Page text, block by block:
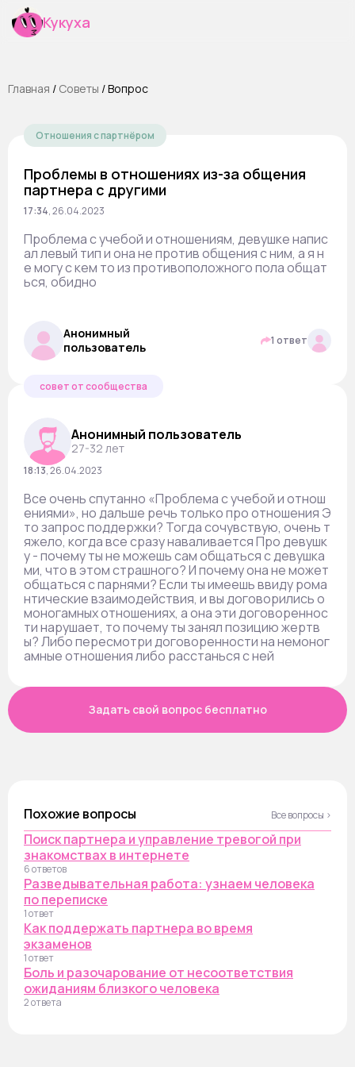
Кукуха
Главная / Cоветы /Вопрос
Отношения с партнёром
Проблемы в отношениях из-за общения
партнера с другими
17:34,26.04.2023
Проблема с учебой и отношениям, девушке напис
ал левый тип и она не против общения с ним, а я н
е могу с кем то из противоположного пола общат
ься, обидно
Анонимный
пользователь
1 ответ
совет от сообщества
Анонимный пользователь
27-32 лет
18:13,26.04.2023
Все очень спутанно «Проблема с учебой и отнош
ениями», но дальше речь только про отношения Э
то запрос поддержки? Тогда сочувствую, очень т
яжело, когда все сразу наваливается Про девушк
у - почему ты не можешь сам общаться с девушка
ми, что в этом страшного? И почему она не может
общаться с парнями? Если ты имеешь ввиду рома
нтические взаимодействия, и вы договорились о
моногамных отношениях, а она эти договореннос
ти нарушает, то почему ты занял позицию жертв
ы? Либо пересмотри договоренности на немоног
амные отношения либо расстанься с ней
Задать свой вопрос бесплатно
Похожие вопросы Все вопросы ›
Поиск партнера и управление тревогой при
знакомствах в интернете
6 ответов
Разведывательная работа: узнаем человека
по переписке
1 ответ
Как поддержать партнера во время
экзаменов
1 ответ
Боль и разочарование от несоответствия
ожиданиям близкого человека
2 ответа